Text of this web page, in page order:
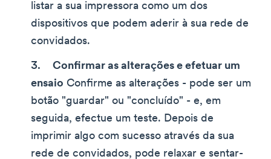
listar a sua impressora como um dos
dispositivos que podem aderir à sua rede de
convidados.
Confirmar as alterações e efetuar um
ensaio Confirme as alterações - pode ser um
botão "guardar" ou "concluído" - e, em
seguida, efectue um teste. Depois de
imprimir algo com sucesso através da sua
rede de convidados, pode relaxar e sentar-